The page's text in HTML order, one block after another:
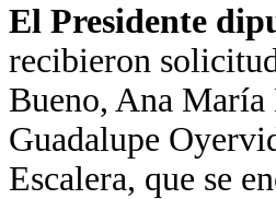
El Presidente
recibieron
Bueno, Ana
Guadalupe
Escalera, que se